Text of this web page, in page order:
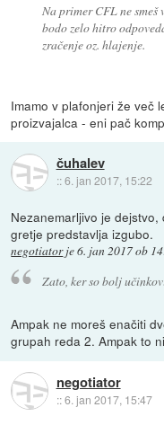
Na primer CFL ne
bodo zelo hitro
zračenje oz. hlajenje.
Imamo v plafonjeri že več
proizvajalca - eni pač
čuhalev
::6. jan 2017, 15:22
Nezanemarljivo je
gretje predstavlja izgubo.
negotiatorje6. jan 2017 ob
Zato, ker so bolj
Ampak ne moreš enačiti
grupah reda 2. Ampak to
negotiator
::6. jan 2017, 15:47